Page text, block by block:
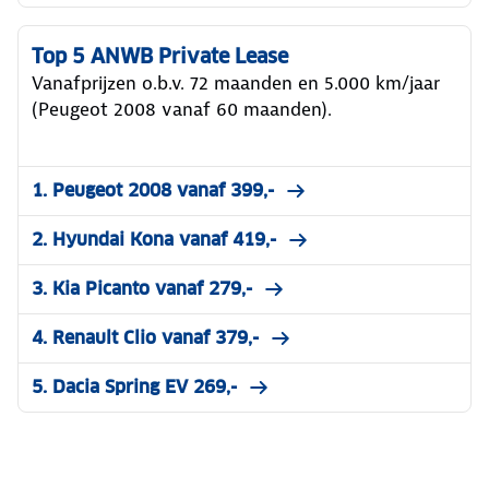
Top 5 ANWB Private Lease
Vanafprijzen o.b.v. 72 maanden en 5.000 km/jaar
(Peugeot 2008 vanaf 60 maanden).
1. Peugeot 2008 vanaf 399,-
2. Hyundai Kona vanaf 419,-
3. Kia Picanto vanaf 279,-
4. Renault Clio vanaf 379,-
5. Dacia Spring EV 269,-